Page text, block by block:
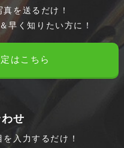
を送るだけ！
早く知りたい方に！
はこちら
せ
入力するだけ！